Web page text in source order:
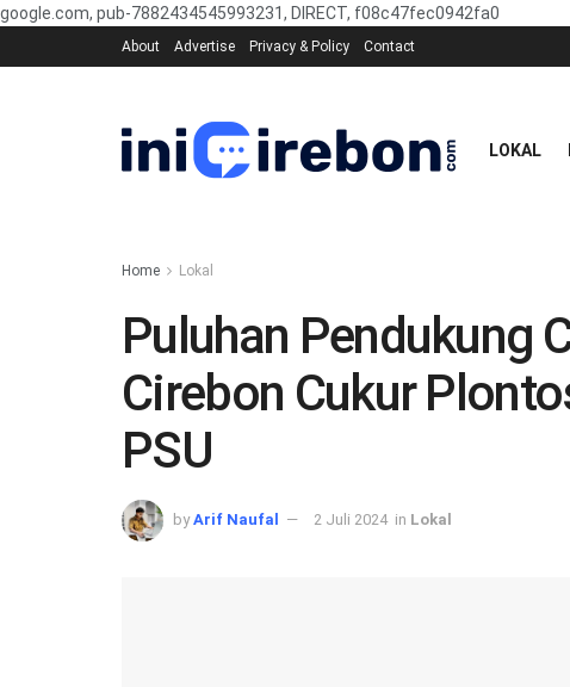
google.com, pub-7882434545993231, DIRECT, f08c47fec0942fa0
About Advertise Privacy & Policy Contact
LOKAL
Home Lokal
Puluhan Pendukung
Cirebon Cukur
PSU
by Arif Naufal 2 Juli 2024 in Lokal